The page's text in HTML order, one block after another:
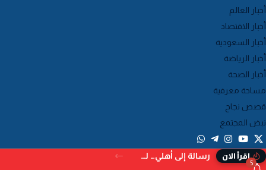
العالم
الاقتصاد
السعودية
الرياضة
الصحة
معرفية
نجاح
المجتمع
إقرأ الان رسالة إلى أهلي… لم تُكتب في الدنيا
5